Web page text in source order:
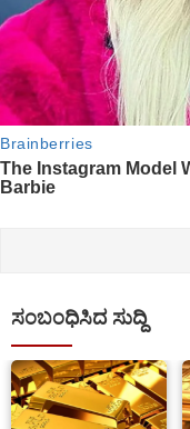
ಸಂಬಂಧಿಸಿದ ಸುದ್ದಿ